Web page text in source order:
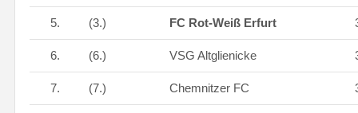
5. (3.) FC Rot-Weiß Erfurt
6. (6.) VSG Altglienicke
7. (7.) Chemnitzer FC